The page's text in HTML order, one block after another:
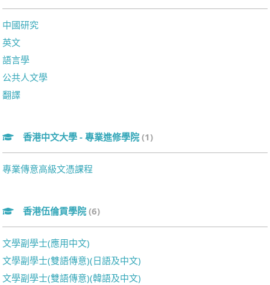
中國研究
英文
語言學
公共人文學
翻譯
香港中文大學 - 專業進修學院 (1)
專業傳意高級文憑課程
香港伍倫貢學院 (6)
文學副學士(應用中文)
文學副學士(雙語傳意)(日語及中文)
文學副學士(雙語傳意)(韓語及中文)